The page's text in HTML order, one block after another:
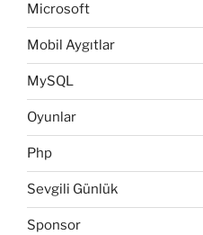
Microsoft
Mobil Aygıtlar
MySQL
Oyunlar
Php
Sevgili Günlük
Sponsor